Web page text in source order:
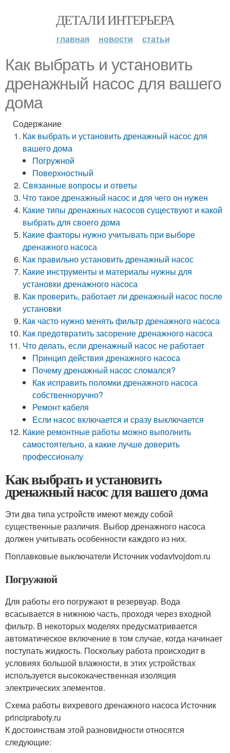
ДЕТАЛИ ИНТЕРЬЕРА
главная новости статьи
Как выбрать и установить
дренажный насос для вашего
дома
Содержание
Как выбрать и установить дренажный насос для
вашего дома
Погружной
Поверхностный
Связанные вопросы и ответы
Что такое дренажный насос и для чего он нужен
Какие типы дренажных насосов существуют и какой
выбрать для своего дома
Какие факторы нужно учитывать при выборе
дренажного насоса
Как правильно установить дренажный насос
Какие инструменты и материалы нужны для
установки дренажного насоса
Как проверить, работает ли дренажный насос после
установки
Как часто нужно менять фильтр дренажного насоса
Как предотвратить засорение дренажного насоса
Что делать, если дренажный насос не работает
Принцип действия дренажного насоса
Почему дренажный насос сломался?
Как исправить поломки дренажного насоса
собственноручно?
Ремонт кабеля
Если насос включается и сразу выключается
Какие ремонтные работы можно выполнить
самостоятельно, а какие лучше доверить
профессионалу
Как выбрать и установить
дренажный насос для вашего дома
Эти два типа устройств имеют между собой
существенные различия. Выбор дренажного насоса
должен учитывать особенности каждого из них.
Поплавковые выключатели Источник vodavtvojdom.ru
Погружной
Для работы его погружают в резервуар. Вода
всасывается в нижнюю часть, проходя через входной
фильтр. В некоторых моделях предусматривается
автоматическое включение в том случае, когда начинает
поступать жидкость. Поскольку работа происходит в
условиях большой влажности, в этих устройствах
используется высококачественная изоляция
электрических элементов.
Схема работы вихревого дренажного насоса Источник
principraboty.ru
К достоинствам этой разновидности относятся
следующие: